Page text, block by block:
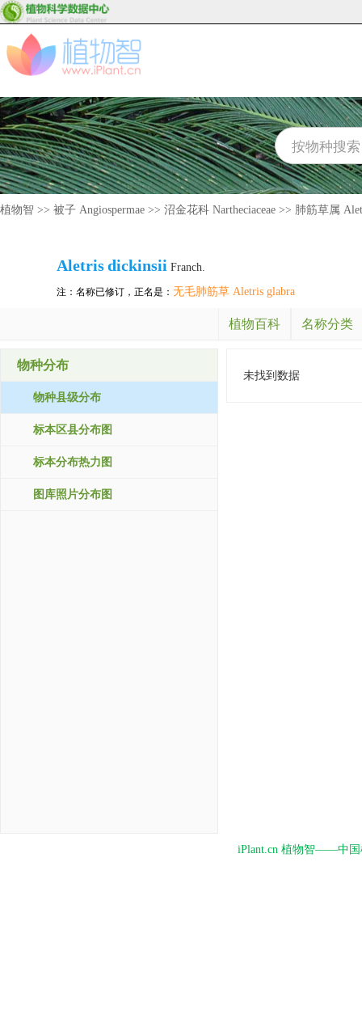
植物智 >> 被子 Angiospermae >> 沼金花科 Nartheciaceae >> 肺筋草属
Aletrisdickinsii Franch.
注：名称已修订，正名是： 无毛肺筋草 Aletris glabra
植物百科 名称分类
物种分布
物种县级分布
标本区县分布图
标本分布热力图
图库照片分布图
未找到数据
iPlant.cn 植物智——中国